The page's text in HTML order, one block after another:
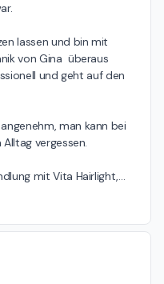
lassen und bin mit
von Gina  überaus
und geht auf den
man kann bei
vergessen.
mit Vita Hairlight,…